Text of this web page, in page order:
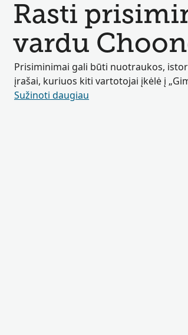
Rasti
vardu
Prisiminimai gali būti nuotraukos,
įrašai, kuriuos kiti vartotojai įkėlė į
Sužinoti daugiau